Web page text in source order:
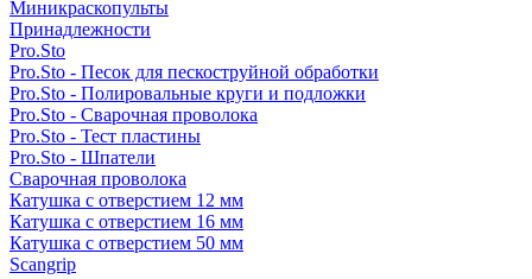
Миникраскопульты
Принадлежности
Pro.Sto
Pro.Sto - Песок для пескоструйной обработки
Pro.Sto - Полировальные круги и подложки
Pro.Sto - Сварочная проволока
Pro.Sto - Тест пластины
Pro.Sto - Шпатели
Сварочная проволока
Катушка с отверстием 12 мм
Катушка с отверстием 16 мм
Катушка с отверстием 50 мм
Scangrip